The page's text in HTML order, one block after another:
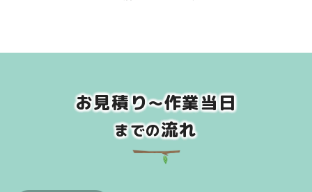
お見積り～作業当日
までの流れ